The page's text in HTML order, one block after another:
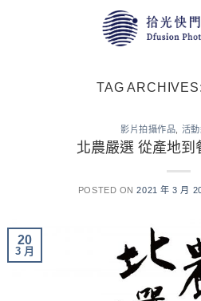
TAG ARCHIVES:
影片拍攝作品 活動
北農嚴選 從產地到
POSTED ON2021 年 3 月
20
3 月